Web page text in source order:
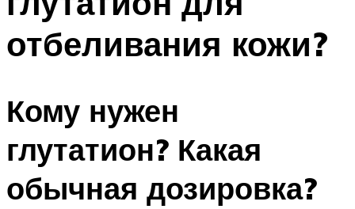
отбеливания кожи?
Кому нужен
глутатион? Какая
обычная дозировка?